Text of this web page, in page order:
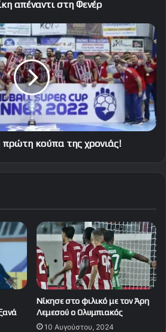
απέναντι στη Φενέρ
πρώτη κούπα της χρονιάς!
Νίκησε στο φιλικό με τον Άρη
Λεμεσού ο Ολυμπιακός
10 Αυγούστου, 2024